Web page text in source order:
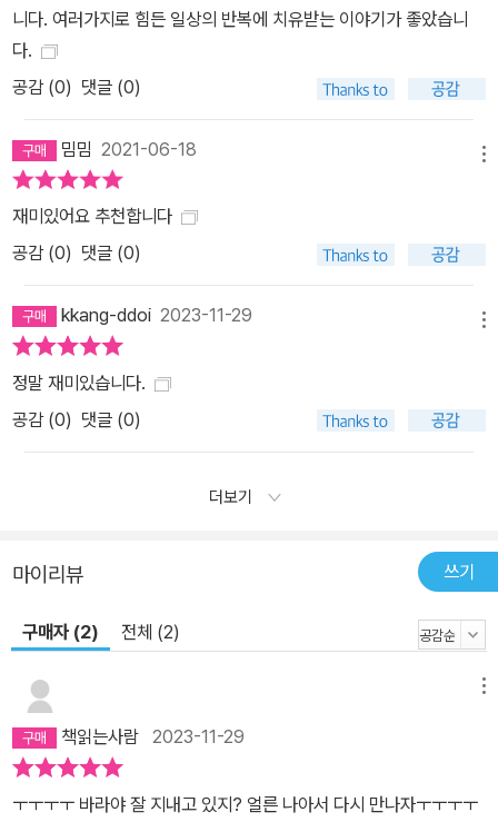
니다. 여러가지로 힘든 일상의 반복에 치유받는 이야기가 좋았습니
다.
공감 (0) 댓글 (0)
밈밈 2021-06-18
재미있어요 추천합니다
공감 (0) 댓글 (0)
kkang-ddoi 2023-11-29
정말 재미있습니다.
공감 (0) 댓글 (0)
더보기
마이리뷰 쓰기
구매자 (2) 전체 (2)
책읽는사람 2023-11-29
ㅜㅜㅜㅜ 바라야 잘 지내고 있지? 얼른 나아서 다시 만나자ㅜㅜㅜㅜ